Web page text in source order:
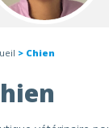
> Chien